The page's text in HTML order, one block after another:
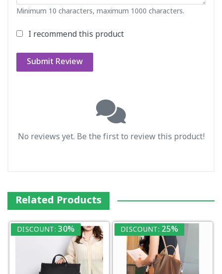
Minimum 10 characters, maximum 1000 characters.
I recommend this product
Submit Review
No reviews yet. Be the first to review this product!
Related Products
DISCOUNT: 30% DISCOUNT: 25%